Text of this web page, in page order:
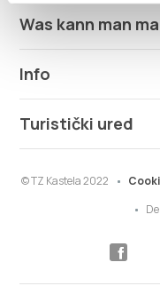
Was kann man
Info
Turistički ured
© TZ Kastela 2022